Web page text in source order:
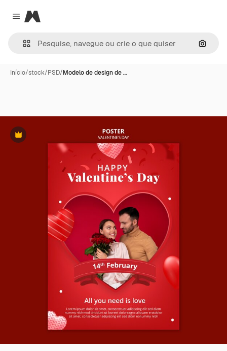
Close menu
Magnific
Início/stock/PSD/Modelo de design de …
Premium